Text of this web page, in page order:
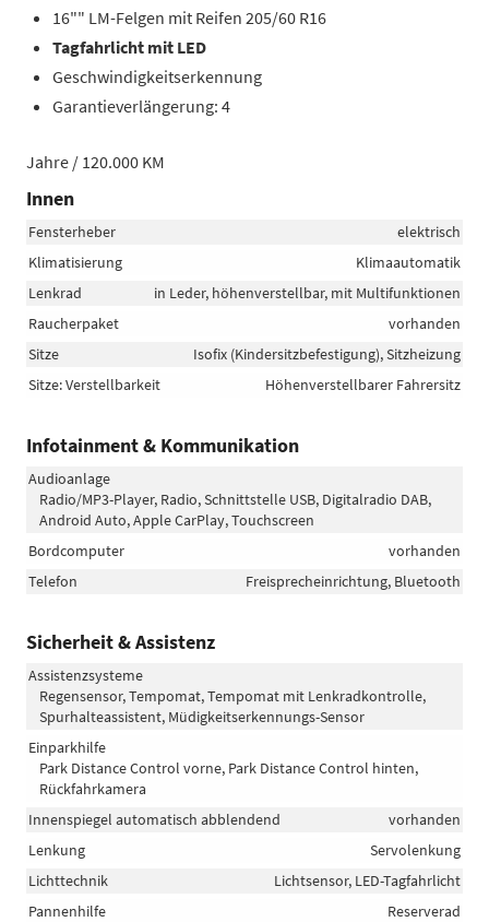
16"" LM-Felgen mit Reifen 205/60 R16
Tagfahrlicht mit LED
Geschwindigkeitserkennung
Garantieverlängerung: 4
Jahre / 120.000 KM
Innen
Fensterheber
elektrisch
Klimatisierung
Klimaautomatik
Lenkrad
in Leder, höhenverstellbar, mit Multifunktionen
Raucherpaket
vorhanden
Sitze
Isofix (Kindersitzbefestigung), Sitzheizung
Sitze: Verstellbarkeit
Höhenverstellbarer Fahrersitz
Infotainment & Kommunikation
Audioanlage
Radio/MP3-Player, Radio, Schnittstelle USB, Digitalradio DAB,
Android Auto, Apple CarPlay, Touchscreen
Bordcomputer
vorhanden
Telefon
Freisprecheinrichtung, Bluetooth
Sicherheit & Assistenz
Assistenzsysteme
Regensensor, Tempomat, Tempomat mit Lenkradkontrolle,
Spurhalteassistent, Müdigkeitserkennungs-Sensor
Einparkhilfe
Park Distance Control vorne, Park Distance Control hinten,
Rückfahrkamera
Innenspiegel automatisch abblendend
vorhanden
Lenkung
Servolenkung
Lichttechnik
Lichtsensor, LED-Tagfahrlicht
Pannenhilfe
Reserverad